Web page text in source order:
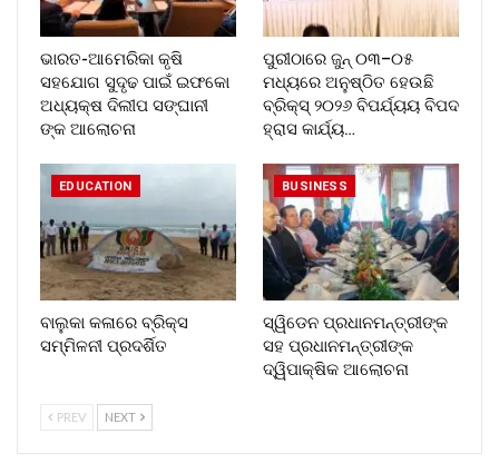
ଭାରତ-ଆମେରିକା କୃଷି
ସହଯୋଗ ସୁଦୃଢ ପାଇଁ ଇଫକୋ
ଅଧ୍ୟକ୍ଷ ଦିଲୀପ ସଙ୍ଘାନୀ
ଙ୍କ ଆଲୋଚନା
ପୁରୀଠାରେ ଜୁନ୍ ୦୩–୦୫
ମଧ୍ୟରେ ଅନୁଷ୍ଠିତ ହେଉଛି
ବ୍ରିକ୍ସ୍ ୨୦୨୬ ବିପର୍ଯ୍ୟୟ ବିପଦ
ହ୍ରାସ କାର୍ଯ୍ୟ…
EDUCATION
ବାଲୁକା କଳାରେ ବ୍ରିକ୍ସ
ସମ୍ମିଳନୀ ପ୍ରଦର୍ଶିତ
BUSINESS
ସ୍ୱିଡେନ ପ୍ରଧାନମନ୍ତ୍ରୀଙ୍କ
ସହ ପ୍ରଧାନମନ୍ତ୍ରୀଙ୍କ
ଦ୍ୱିପାକ୍ଷିକ ଆଲୋଚନା
PREV NEXT